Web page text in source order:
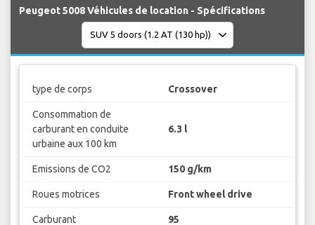
Peugeot 5008 Véhicules de location - Spécifications
type de corps Crossover
Consommation de
carburant en conduite
urbaine aux 100 km
6.3 l
Emissions de CO2 150 g/km
Roues motrices Front wheel drive
Carburant 95